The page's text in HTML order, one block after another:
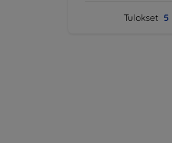
Tulokset 5